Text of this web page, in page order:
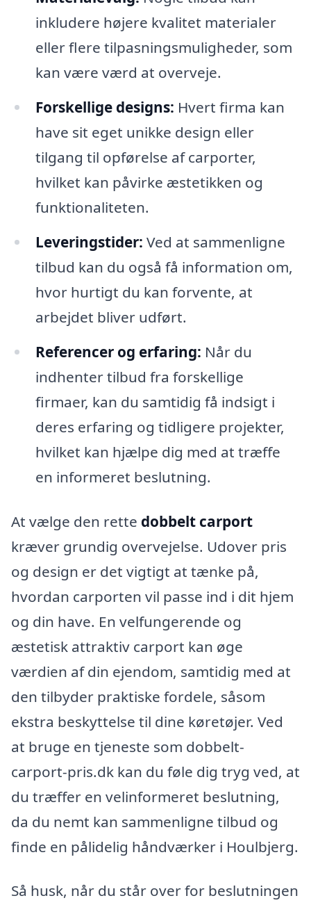
inkludere højere kvalitet materialer
eller flere tilpasningsmuligheder, som
kan være værd at overveje.
Forskellige designs: Hvert firma kan
have sit eget unikke design eller
tilgang til opførelse af carporter,
hvilket kan påvirke æstetikken og
funktionaliteten.
Leveringstider: Ved at sammenligne
tilbud kan du også få information om,
hvor hurtigt du kan forvente, at
arbejdet bliver udført.
Referencer og erfaring: Når du
indhenter tilbud fra forskellige
firmaer, kan du samtidig få indsigt i
deres erfaring og tidligere projekter,
hvilket kan hjælpe dig med at træffe
en informeret beslutning.
At vælge den rette dobbelt carport
kræver grundig overvejelse. Udover pris
og design er det vigtigt at tænke på,
hvordan carporten vil passe ind i dit hjem
og din have. En velfungerende og
æstetisk attraktiv carport kan øge
værdien af din ejendom, samtidig med at
den tilbyder praktiske fordele, såsom
ekstra beskyttelse til dine køretøjer. Ved
at bruge en tjeneste som dobbelt-
carport-pris.dk kan du føle dig tryg ved, at
du træffer en velinformeret beslutning,
da du nemt kan sammenligne tilbud og
finde en pålidelig håndværker i Houlbjerg.
Så husk, når du står over for beslutningen